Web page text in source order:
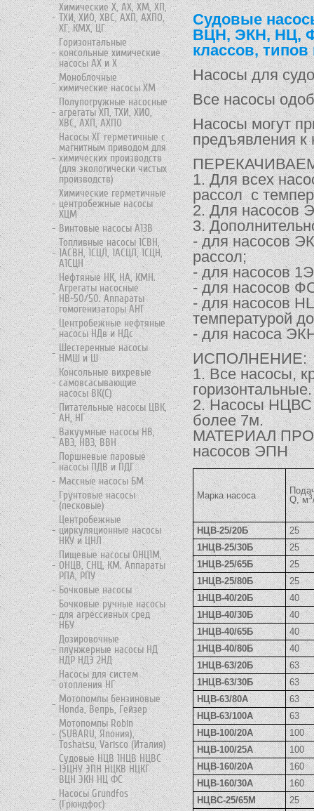
Судовые
ВЦН, ЭКН, НЦ,
классов, типов
Насосы для
Все насосы
Насосы могут
предъявления
1. Для всех
рассол с
2. Для насосов
3.
- для насосов
рассол;
- для насосов
- для насосов
- для насосов
температурой
- для насоса
ИСПОЛНЕНИЕ:
1. Все насосы,
горизонтальные.
2. Насосы НЦВС
более 7м.
МАТЕРИАЛ
насосов ЭПН
Марка насоса
Q, м3
НЦВ-25/20Б
25
1НЦВ-25/30Б
25
1НЦВ-25/65Б
25
1НЦВ-25/80Б
25
1НЦВ-40/20Б
40
1НЦВ-40/30Б
40
1НЦВ-40/65Б
40
1НЦВ-40/80Б
40
1НЦВ-63/20Б
63
1НЦВ-63/30Б
63
НЦВ-63/80А
63
НЦВ-63/100А
63
НЦВ-100/20А
100
НЦВ-100/25А
100
НЦВ-160/20А
160
НЦВ-160/30А
160
НЦВС-25/65М
25
Химические Х, АХ, ХМ, ХП,
ТХИ, ХИО, ХВС, АХП, АХПО,
ХГ, КМХ, ЦГ
Горизонтальные
консольные химические
насосы АХ и Х
Моноблочные
химические насосы ХМ
Полупогружные насосные
агрегаты ХП, ТХИ, ХИО,
ХВС, АХП, АХПО
Насосы ХГ герметичные с
магнитным приводом для
химических производств
(для экологически чистых
производств)
Химические герметичные
центробежные насосы
ХЦМ
Винтовые насосы А13В
Топливные насосы 1СВН,
1АСВН, 1СЦЛ, 1АСЦЛ, 1СЦН,
А1СЦН
Нефтяные НК, НА, КМН.
Агрегаты насосные
НВ-50/50. Аппараты
гомогенизаторы АНГ
Центробежные нефтяные
насосы НДв и НДс
Шестеренные насосы
НМШ и Ш
Консольные вихревые
самовсасывающие
насосы ВК(С)
Питательные насосы ЦВК,
АН, НГ
Вакуумные насосы НВ,
АВЗ, НВЗ, ВВН
Поршневые паровые
насосы ПДВ и ПДГ
Массные насосы БМ
Грунтовые насосы
(песковые)
Центробежные
циркуляционные насосы
НКУ и ЦНЛ
Пищевые насосы ОНЦ1М,
ОНЦВ, СНЦ, КМ. Аппараты
РПА, РПУ
Бочковые насосы
Бочковые ручные насосы
для агрессивных сред
НБУ
Дозировочные
плунжерные насосы НД
НДР НДЭ 2НД
Насосы для систем
отопления НГ
Мотопомпы бензиновые
Honda, Вепрь, Гейзер
Мотопомпы Robin
(SUBARU, Япония),
Toshatsu, Varisco (Италия)
Судовые НЦВ 1НЦВ НЦВС
1ЭЦНУ ЭПН НЦКВ НЦКГ
ВЦН ЭКН НЦ ФС
Насосы Grundfos
(Грюндфос)